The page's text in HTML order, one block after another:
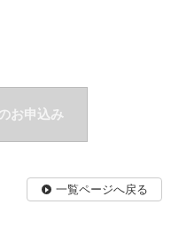
お申込み
一覧ページへ戻る